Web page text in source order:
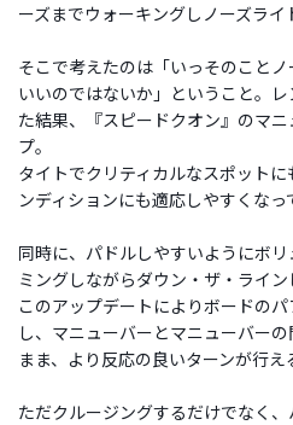
ーズまでウォーキングしノーズライ
そこで考えたのは「いっそのこと
いいのではないか」ということ。
た結果、『スピードクオン』のマ
プ。
タイトでクリティカルなスポット
ンディションにも適応しやすくなっ
同時に、パドルしやすいようにボ
ミングしながらダウン・ザ・ライン
このアップデートによりボードの
し、マニューバーとマニューバー
まま、より反応の良いターンが行え
ただクルージングするだけでなく